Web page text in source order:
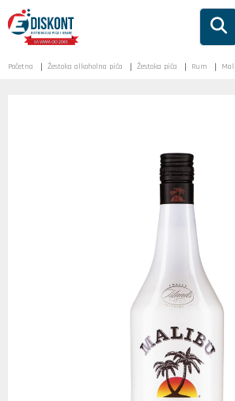
Početna Žestoka alkoholna pića Žestoka pića Rum